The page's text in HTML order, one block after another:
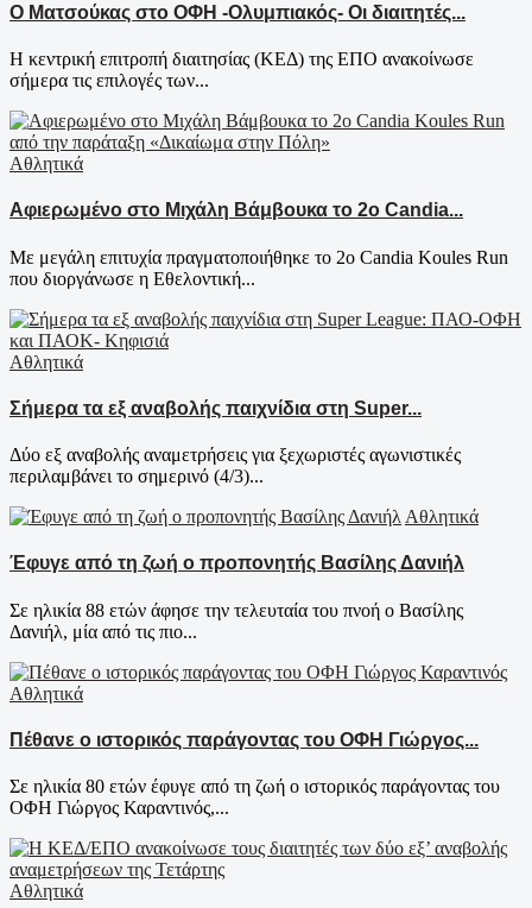
Ο Ματσούκας στο ΟΦΗ -Ολυμπιακός- Οι διαιτητές...
Η κεντρική επιτροπή διαιτησίας (ΚΕΔ) της ΕΠΟ ανακοίνωσε
σήμερα τις επιλογές των...
Αθλητικά
Αφιερωμένο στο Μιχάλη Βάμβουκα το 2ο Candia...
Με μεγάλη επιτυχία πραγματοποιήθηκε το 2ο Candia Koules Run
που διοργάνωσε η Εθελοντική...
Αθλητικά
Σήμερα τα εξ αναβολής παιχνίδια στη Super...
Δύο εξ αναβολής αναμετρήσεις για ξεχωριστές αγωνιστικές
περιλαμβάνει το σημερινό (4/3)...
Αθλητικά
Έφυγε από τη ζωή ο προπονητής Βασίλης Δανιήλ
Σε ηλικία 88 ετών άφησε την τελευταία του πνοή ο Βασίλης
Δανιήλ, μία από τις πιο...
Αθλητικά
Πέθανε ο ιστορικός παράγοντας του ΟΦΗ Γιώργος...
Σε ηλικία 80 ετών έφυγε από τη ζωή ο ιστορικός παράγοντας του
ΟΦΗ Γιώργος Καραντινός,...
Αθλητικά